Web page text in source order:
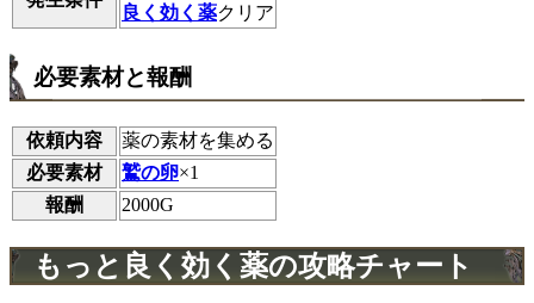
良く効く薬クリア
必要素材と報酬
依頼内容
薬の素材を集める
必要素材
鷲の卵×1
報酬
2000G
もっと良く効く薬の攻略チャート